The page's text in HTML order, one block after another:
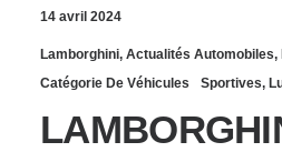
14 avril 2024
Lamborghini, Actualités Automobiles,
Catégorie De Véhicules
Sportives,